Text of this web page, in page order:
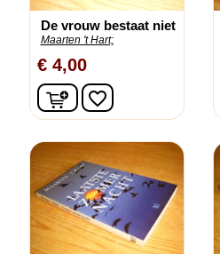
De vrouw bestaat niet
Maarten 't Hart;
€ 4,00
In winkelwagen
favorite_border